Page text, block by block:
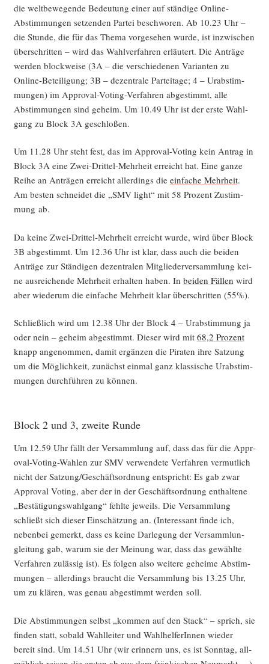
die welt­be­we­gen­de Bedeu­tung einer auf stän­di­ge Online-
Abstim­mun­gen set­zen­den Par­tei beschwo­ren. Ab 10.23 Uhr –
die Stun­de, die für das The­ma vor­ge­se­hen wur­de, ist inzwi­schen
über­schrit­ten – wird das Wahl­ver­fah­ren erläu­tert. Die Anträ­ge
wer­den block­wei­se (3A – die ver­schie­de­nen Vari­an­ten zu
Online-Betei­li­gung; 3B – dezen­tra­le Par­tei­ta­ge; 4 – Urab­stim­
mun­gen) im Appr­oval-Voting-Ver­fah­ren abge­stimmt, alle
Abstim­mun­gen sind geheim. Um 10.49 Uhr ist der ers­te Wahl­
gang zu Block 3A geschloßen.
Um 11.28 Uhr steht fest, das im Appr­oval-Voting kein Antrag in
Block 3A eine Zwei-Drit­tel-Mehr­heit erreicht hat. Eine gan­ze
Rei­he an Anträ­gen erreicht aller­dings die ein­fa­che Mehr­heit.
Am bes­ten schnei­det die „SMV light“ mit 58 Pro­zent Zustim­
mung ab.
Da kei­ne Zwei-Drit­tel-Mehr­heit erreicht wur­de, wird über Block
3B abge­stimmt. Um 12.36 Uhr ist klar, dass auch die bei­den
Anträ­ge zur Stän­di­gen dezen­tra­len Mit­glie­der­ver­samm­lung kei­
ne aus­rei­chen­de Mehr­heit erhal­ten haben. In bei­den Fäl­len wird
aber wie­der­um die ein­fa­che Mehr­heit klar über­schrit­ten (55%).
Schließ­lich wird um 12.38 Uhr der Block 4 – Urab­stim­mung ja
oder nein – geheim abge­stimmt. Die­ser wird mit 68,2 Pro­zent
knapp ange­nom­men, damit ergän­zen die Pira­ten ihre Sat­zung
um die Mög­lich­keit, zunächst ein­mal ganz klas­si­sche Urab­stim­
mun­gen durch­füh­ren zu können.
Block 2 und 3, zweite Runde
Um 12.59 Uhr fällt der Ver­samm­lung auf, dass das für die Appr­
oval-Voting-Wah­len zur SMV ver­wen­de­te Ver­fah­ren ver­mut­lich
nicht der Satzung/Geschäftsordnung ent­spricht: Es gab zwar
Appr­oval Voting, aber der in der Geschäfts­ord­nung ent­hal­te­ne
„Bestä­ti­gungs­wahl­gang“ fehl­te jeweils. Die Ver­samm­lung
schließt sich die­ser Ein­schät­zung an. (Inter­es­sant fin­de ich,
neben­bei gemerkt, dass es kei­ne Dar­le­gung der Ver­samml­un­
glei­tung gab, war­um sie der Mei­nung war, dass das gewähl­te
Ver­fah­ren zuläs­sig ist). Es fol­gen also wei­te­re gehei­me Abstim­
mun­gen – aller­dings braucht die Ver­samm­lung bis 13.25 Uhr,
um zu klä­ren, was genau abge­stimmt wer­den soll.
Die Abstim­mun­gen selbst „kom­men auf den Stack“ – sprich, sie
fin­den statt, sobald Wahl­lei­ter und Wahl­hel­fe­rIn­nen wie­der
bereit sind. Um 14.51 Uhr (wir erin­nern uns, es ist Sonn­tag, all­